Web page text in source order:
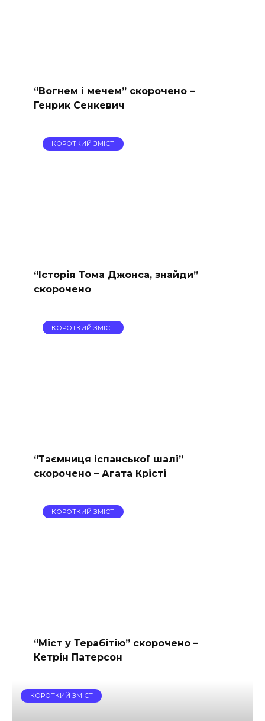
“Вогнем і мечем” скорочено –
Генрик Сенкевич
КОРОТКИЙ ЗМІСТ
“Історія Тома Джонса, знайди”
скорочено
КОРОТКИЙ ЗМІСТ
“Таємниця іспанської шалі”
скорочено – Агата Крісті
КОРОТКИЙ ЗМІСТ
“Міст у Терабітію” скорочено –
Кетрін Патерсон
КОРОТКИЙ ЗМІСТ